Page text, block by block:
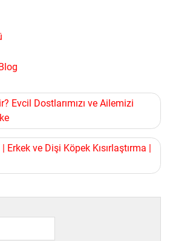
Evcil Dostlarımızı ve Ailemizi
Erkek ve Dişi Köpek Kısırlaştırma |